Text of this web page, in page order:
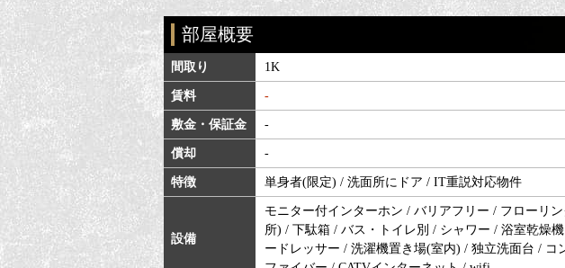
部屋概要
間取り 1K
賃料 -
敷金・保証金 -
償却 -
特徴 単身者(限定) / 洗面所にドア / IT重説対応物件
設備
モニター付インターホン / バリアフリー / フローリ
所) / 下駄箱 / バス・トイレ別 / シャワー / 浴室乾燥
ードレッサー / 洗濯機置き場(室内) / 独立洗面台 /